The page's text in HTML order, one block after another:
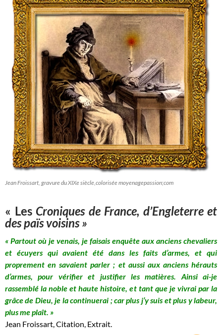
Jean Froissart, gravure du XIXe siècle,colorisée moyenagepassion;com
« Les Croniques de France, d’Engleterre et
des païs voisins »
« Partout où je venais, je faisais enquête aux anciens chevaliers
et écuyers qui avaient été dans les faits d’armes, et qui
proprement en savaient parler ; et aussi aux anciens hérauts
d’armes, pour vérifier et justifier les matières. Ainsi ai-je
rassemblé la noble et haute histoire, et tant que je vivrai par la
grâce de Dieu, je la continuerai ; car plus j’y suis et plus y labeur,
plus me plaît. »
Jean Froissart, Citation, Extrait.